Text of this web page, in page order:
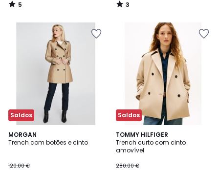
5
/
3
/
Saldos
MORGAN
Trench com botões e cinto
120.00 €
4,7
/ 5
Saldos
TOMMY HILFIGER
Trench curto com cinto
amovível
280.00 €